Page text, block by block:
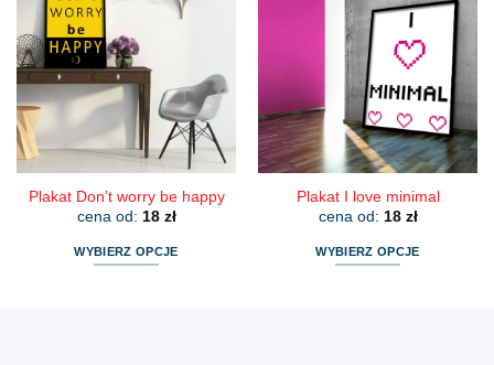
wariantów.
Opcje
można
wybrać
na
stronie
produktu
wariantów.
Opcje
można
wybrać
na
stronie
produktu
Plakat Don’t worry be happy
cena od: 18 zł
WYBIERZ OPCJE
Plakat I love minimal
cena od: 18 zł
WYBIERZ OPCJE